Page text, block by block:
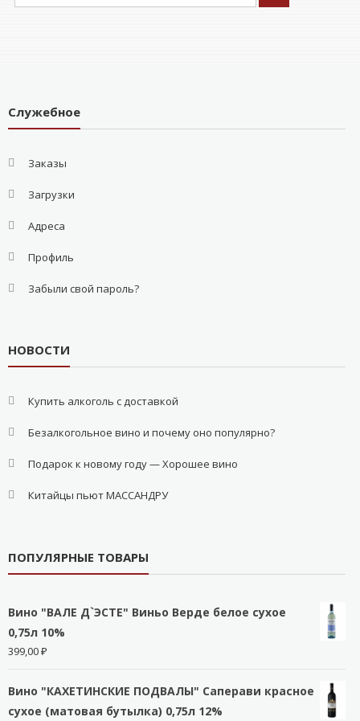
Служебное
Заказы
Загрузки
Адреса
Профиль
Забыли свой пароль?
НОВОСТИ
Купить алкоголь с доставкой
Безалкогольное вино и почему оно популярно?
Подарок к новому году — Хорошее вино
Китайцы пьют МАССАНДРУ
ПОПУЛЯРНЫЕ ТОВАРЫ
Вино "ВАЛЕ Д`ЭСТЕ" Виньо Верде белое сухое
0,75л 10%
399,00₽
Вино "КАХЕТИНСКИЕ ПОДВАЛЫ" Саперави красное
сухое (матовая бутылка) 0,75л 12%